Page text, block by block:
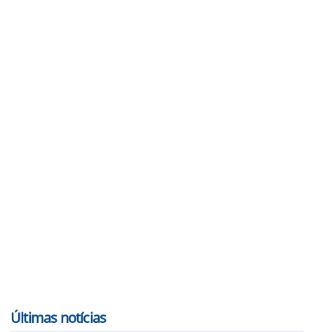
Últimas notícias